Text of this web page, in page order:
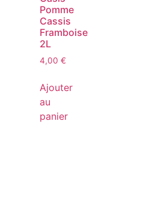
Pomme
Cassis
Framboise
2L
4,00 €
Ajouter
au
panier